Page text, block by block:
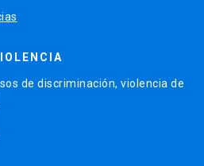
de discriminación, violencia de